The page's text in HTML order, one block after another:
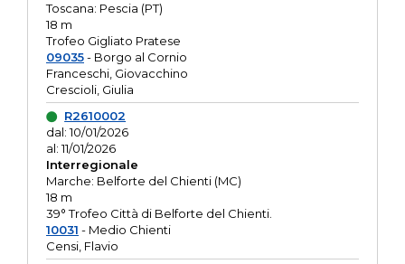
Toscana: Pescia (PT)
18 m
Trofeo Gigliato Pratese
09035- Borgo al Cornio
Franceschi, Giovacchino
Crescioli, Giulia
R2610002
dal: 10/01/2026
al: 11/01/2026
Interregionale
Marche: Belforte del Chienti (MC)
18 m
39° Trofeo Città di Belforte del Chienti.
10031 - Medio Chienti
Censi, Flavio